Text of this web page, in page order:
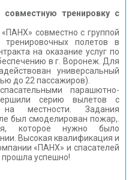
тренировку с
совместно с группой
тренировочных полетов в
на оказание услуг по
в г. Воронеж. Для
универсальный
до 22 пассажиров).
парашютно-
серию вылетов с
местности. Задания
был смоделирован пожар,.
которое нужно было
Высокая квалификация и
«ПАНХ» и спасателей
успешно!